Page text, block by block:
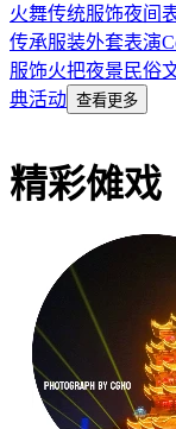
火舞传统服饰夜间
传承服装外套表演
服饰火把夜景 民俗
典活动 查看更多
精彩傩戏